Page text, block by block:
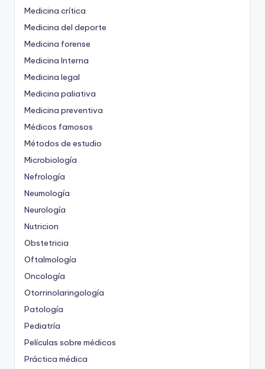
Medicina crítica
Medicina del deporte
Medicina forense
Medicina Interna
Medicina legal
Medicina paliativa
Medicina preventiva
Médicos famosos
Métodos de estudio
Microbiología
Nefrología
Neumología
Neurología
Nutricion
Obstetricia
Oftalmología
Oncología
Otorrinolaringología
Patología
Pediatría
Películas sobre médicos
Práctica médica